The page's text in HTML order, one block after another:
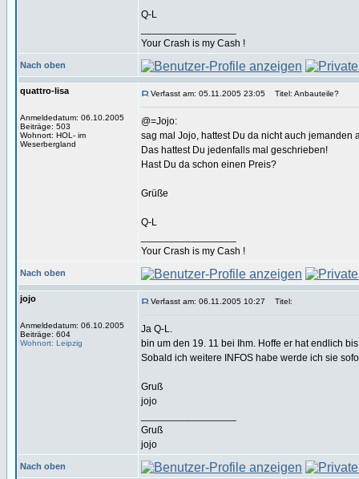
Q-L
Your Crash is my Cash !
Nach oben
quattro-lisa
Anmeldedatum: 06.10.2005
Beiträge: 503
Wohnort: HOL- im
Weserbergland
Verfasst am: 05.11.2005 23:05 Titel: Anbauteile?
@=Jojo:
sag mal Jojo, hattest Du da nicht auch
Das hattest Du jedenfalls mal geschrieben!
Hast Du da schon einen Preis?
Grüße
Q-L
Your Crash is my Cash !
Nach oben
jojo
Anmeldedatum: 06.10.2005
Beiträge: 604
Wohnort: Leipzig
Verfasst am: 06.11.2005 10:27 Titel:
Ja Q-L.
bin um den 19. 11 bei Ihm. Hoffe er hat endlich
Sobald ich weitere INFOS habe werde ich sie
Gruß
jojo
Gruß
jojo
Nach oben